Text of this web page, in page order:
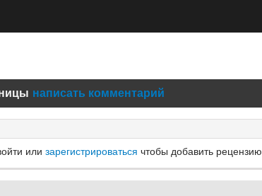
написать комментарий
или зарегистрироваться чтобы добавить рецензию.